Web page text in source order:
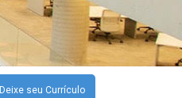
Deixe seu Currículo